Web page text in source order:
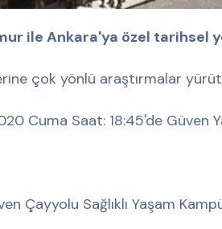
ile Ankara'ya özel tarihsel
çok yönlü araştırmalar
Cuma Saat: 18:45'de Güven
Çayyolu Sağlıklı Yaşam